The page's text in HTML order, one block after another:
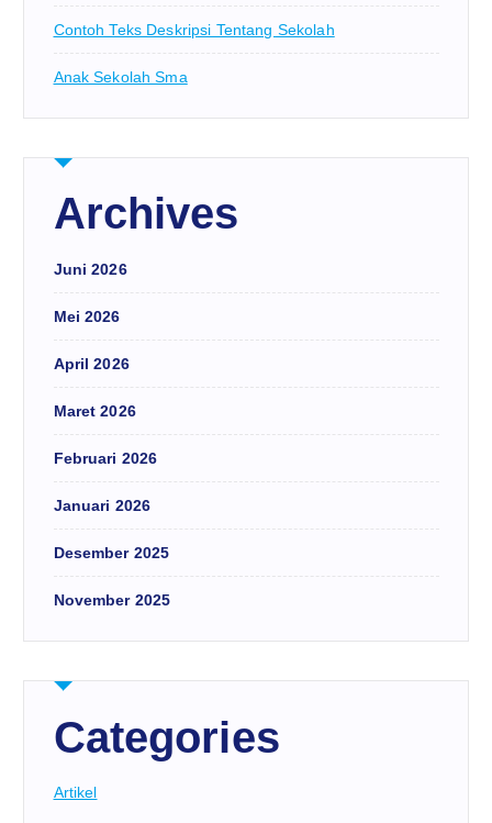
Contoh Teks Deskripsi Tentang Sekolah
Anak Sekolah Sma
Archives
Juni 2026
Mei 2026
April 2026
Maret 2026
Februari 2026
Januari 2026
Desember 2025
November 2025
Categories
Artikel